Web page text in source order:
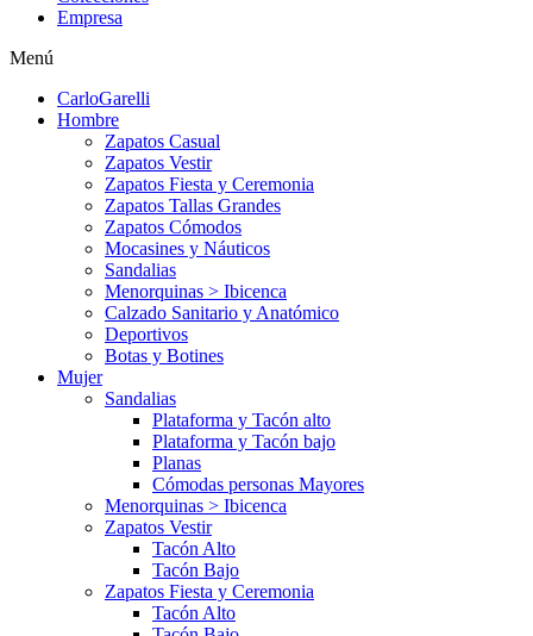
Empresa
Menú
CarloGarelli
Hombre
Zapatos Casual
Zapatos Vestir
Zapatos Fiesta y Ceremonia
Zapatos Tallas Grandes
Zapatos Cómodos
Mocasines y Náuticos
Sandalias
Menorquinas > Ibicenca
Calzado Sanitario y Anatómico
Deportivos
Botas y Botines
Mujer
Sandalias
Plataforma y Tacón alto
Plataforma y Tacón bajo
Planas
Cómodas personas Mayores
Menorquinas > Ibicenca
Zapatos Vestir
Tacón Alto
Tacón Bajo
Zapatos Fiesta y Ceremonia
Tacón Alto